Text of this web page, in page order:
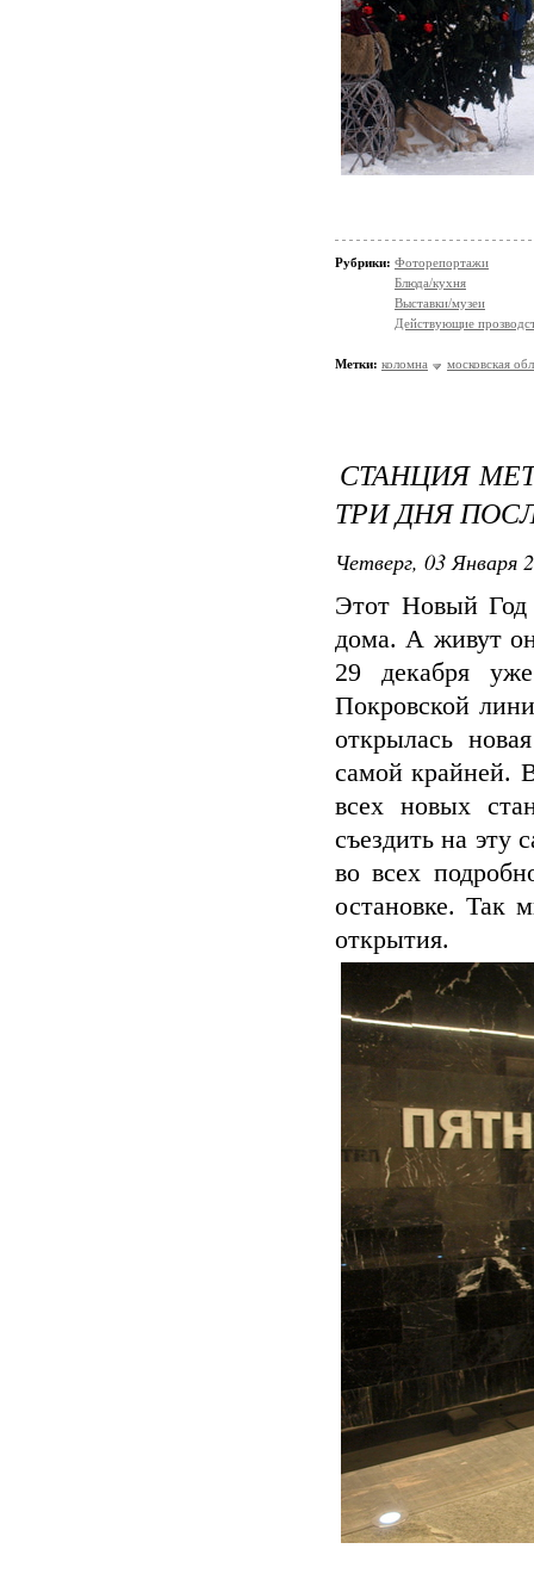
Рубрики: Фоторепортажи
Блюда/кухня
Выставки/музеи
Действующие
Метки: коломна московская
СТАНЦИЯ
ТРИ ДНЯ
Четверг, 03 Января
Этот Новый
дома. А живут
29 декабря
Покровской
открылась
самой крайней.
всех новых
съездить на эту
во всех
остановке. Так
открытия.